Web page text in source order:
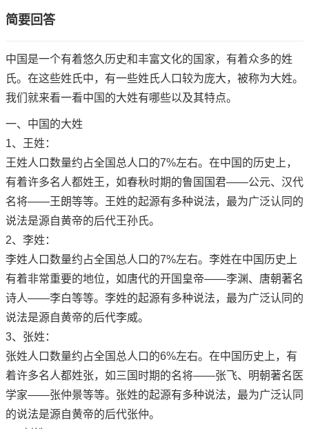
简要回答
中国是一个有着悠久历史和丰富文化的国家，有着众多的姓
氏。在这些姓氏中，有一些姓氏人口较为庞大，被称为大姓。
我们就来看一看中国的大姓有哪些以及其特点。
一、中国的大姓
1、王姓：
王姓人口数量约占全国总人口的7%左右。在中国的历史上，
有着许多名人都姓王，如春秋时期的鲁国国君——公元、汉代
名将——王朗等等。王姓的起源有多种说法，最为广泛认同的
说法是源自黄帝的后代王孙氏。
2、李姓：
李姓人口数量约占全国总人口的7%左右。李姓在中国历史上
有着非常重要的地位，如唐代的开国皇帝——李渊、唐朝著名
诗人——李白等等。李姓的起源有多种说法，最为广泛认同的
说法是源自黄帝的后代李威。
3、张姓：
张姓人口数量约占全国总人口的6%左右。在中国历史上，有
着许多名人都姓张，如三国时期的名将——张飞、明朝著名医
学家——张仲景等等。张姓的起源有多种说法，最为广泛认同
的说法是源自黄帝的后代张仲。